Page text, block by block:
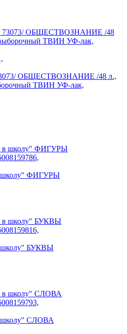
73073/ ОБЩЕСТВОЗНАНИЕ /48 л.,
ТВИН УФ-лак,
школу" ФИГУРЫ
школу" БУКВЫ
школу" СЛОВА